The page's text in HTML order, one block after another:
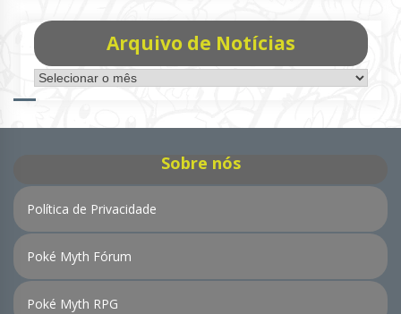
Arquivo de Notícias
Arquivo
de
Sobre nós
Política de Privacidade
Poké Myth Fórum
Poké Myth RPG